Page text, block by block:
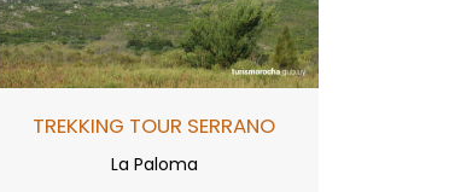
TREKKING TOUR SERRANO
La Paloma